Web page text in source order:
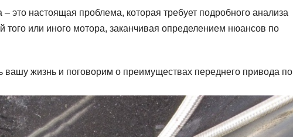
это настоящая проблема, которая требует подробного анализа
того или иного мотора, заканчивая определением нюансов по
вашу жизнь и поговорим о преимуществах переднего привода по